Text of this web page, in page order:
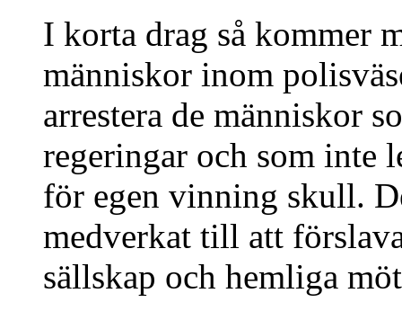
I korta drag så kommer
människor inom
arrestera de människor
regeringar och som inte
för egen vinning skull.
medverkat till att
sällskap och hemliga